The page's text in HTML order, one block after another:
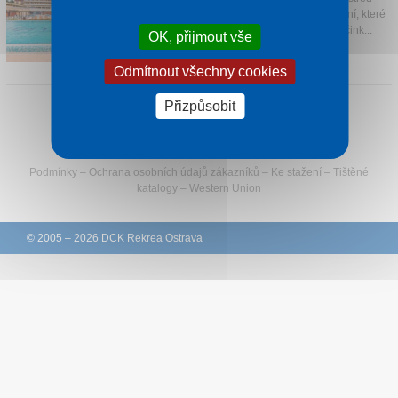
Kontakt
čtyřhektarového parku přímo nad jeskyní, které
speciální mikroklima vykazuje léčivé účink...
1 noc od1 569 Kč
Podmínky – Ochrana osobních údajů zákazníků – Ke stažení – Tištěné
katalogy – Western Union
© 2005 – 2026 DCK Rekrea Ostrava
OK, přijmout vše
Odmítnout všechny cookies
Přizpůsobit